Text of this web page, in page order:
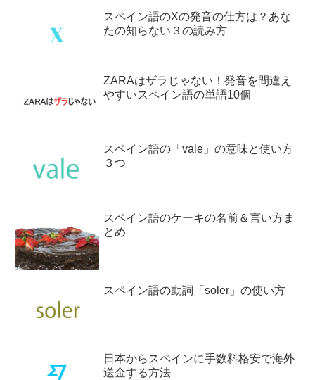
スペイン語のXの発音の仕方は？あな
たの知らない３の読み方
ZARAはザラじゃない！発音を間違え
やすいスペイン語の単語10個
スペイン語の「vale」の意味と使い方
３つ
スペイン語のケーキの名前＆言い方ま
とめ
スペイン語の動詞「soler」の使い方
日本からスペインに手数料格安で海外
送金する方法